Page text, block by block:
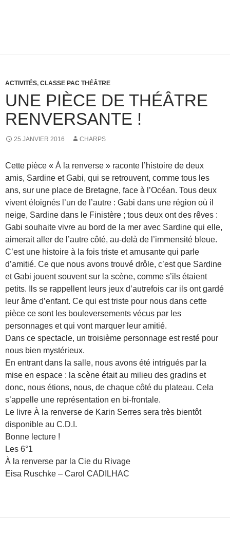
ACTIVITÉS, CLASSE PAC THÉÂTRE
UNE PIÈCE DE THÉÂTRE
RENVERSANTE !
25 JANVIER 2016 CHARPS
Cette pièce « À la renverse » raconte l’histoire de deux
amis, Sardine et Gabi, qui se retrouvent, comme tous les
ans, sur une place de Bretagne, face à l’Océan. Tous deux
vivent éloignés l’un de l’autre : Gabi dans une région où il
neige, Sardine dans le Finistère ; tous deux ont des rêves :
Gabi souhaite vivre au bord de la mer avec Sardine qui elle,
aimerait aller de l’autre côté, au-delà de l’immensité bleue.
C’est une histoire à la fois triste et amusante qui parle
d’amitié. Ce que nous avons trouvé drôle, c’est que Sardine
et Gabi jouent souvent sur la scène, comme s’ils étaient
petits. Ils se rappellent leurs jeux d’autrefois car ils ont gardé
leur âme d’enfant. Ce qui est triste pour nous dans cette
pièce ce sont les bouleversements vécus par les
personnages et qui vont marquer leur amitié.
Dans ce spectacle, un troisième personnage est resté pour
nous bien mystérieux.
En entrant dans la salle, nous avons été intrigués par la
mise en espace : la scène était au milieu des gradins et
donc, nous étions, nous, de chaque côté du plateau. Cela
s’appelle une représentation en bi-frontale.
Le livre À la renverse de Karin Serres sera très bientôt
disponible au C.D.I.
Bonne lecture !
Les 6°1
À la renverse par la Cie du Rivage
Eisa Ruschke – Carol CADILHAC